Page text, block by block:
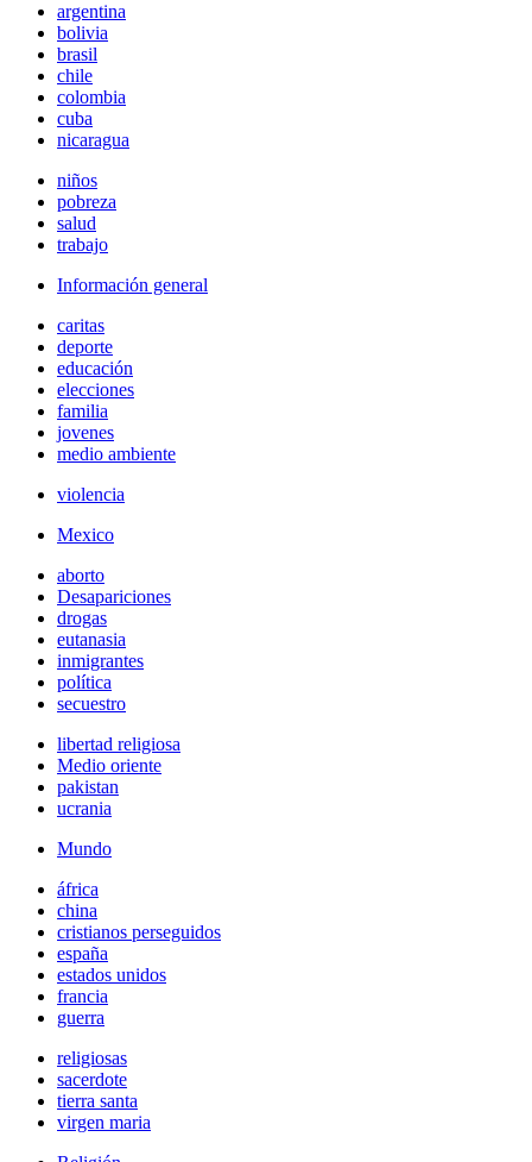
argentina
bolivia
brasil
chile
colombia
cuba
nicaragua
niños
pobreza
salud
trabajo
Información general
caritas
deporte
educación
elecciones
familia
jovenes
medio ambiente
violencia
Mexico
aborto
Desapariciones
drogas
eutanasia
inmigrantes
política
secuestro
libertad religiosa
Medio oriente
pakistan
ucrania
Mundo
áfrica
china
cristianos perseguidos
españa
estados unidos
francia
guerra
religiosas
sacerdote
tierra santa
virgen maria